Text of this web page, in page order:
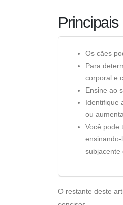
Os cães
Para
corporal e
Ensine ao
Identifique
ou
Você pode
subjacente
O restante deste